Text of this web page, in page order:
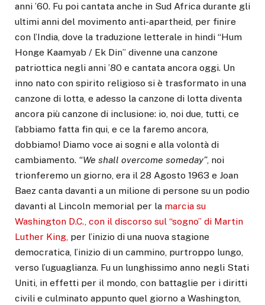
anni ’60. Fu poi cantata anche in Sud Africa durante gli
ultimi anni del movimento anti-apartheid, per finire
con l’India, dove la traduzione letterale in hindi “Hum
Honge Kaamyab / Ek Din” divenne una canzone
patriottica negli anni ’80 e cantata ancora oggi. Un
inno nato con spirito religioso si è trasformato in una
canzone di lotta, e adesso la canzone di lotta diventa
ancora più canzone di inclusione: io, noi due, tutti, ce
l’abbiamo fatta fin qui, e ce la faremo ancora,
dobbiamo! Diamo voce ai sogni e alla volontà di
cambiamento. “We shall overcome someday”, noi
trionferemo un giorno, era il 28 Agosto 1963 e Joan
Baez canta davanti a un milione di persone su un podio
davanti al Lincoln memorial per la marcia su
Washington D.C., con il discorso sul “sogno” di Martin
Luther King, per l’inizio di una nuova stagione
democratica, l’inizio di un cammino, purtroppo lungo,
verso l’uguaglianza. Fu un lunghissimo anno negli Stati
Uniti, in effetti per il mondo, con battaglie per i diritti
civili e culminato appunto quel giorno a Washington,